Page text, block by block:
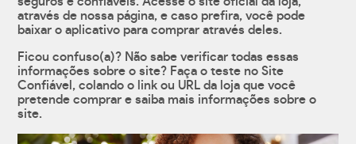
através de nossa página, e caso prefira, você pode
baixar o aplicativo para comprar através deles.
Ficou confuso(a)? Não sabe verificar todas essas
informações sobre o site? Faça o teste no Site
Confiável, colando o link ou URL da loja que você
pretende comprar e saiba mais informações sobre o
site.